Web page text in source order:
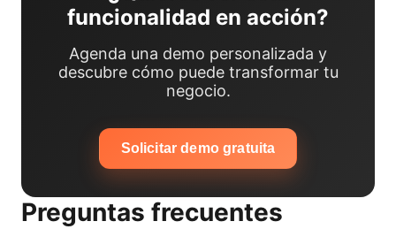
funcionalidad en acción?
Agenda una demo personalizada y
descubre cómo puede transformar tu
negocio.
Solicitar demo gratuita
Preguntas frecuentes